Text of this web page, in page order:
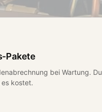
Pakete
bei Wartung.
kostet.